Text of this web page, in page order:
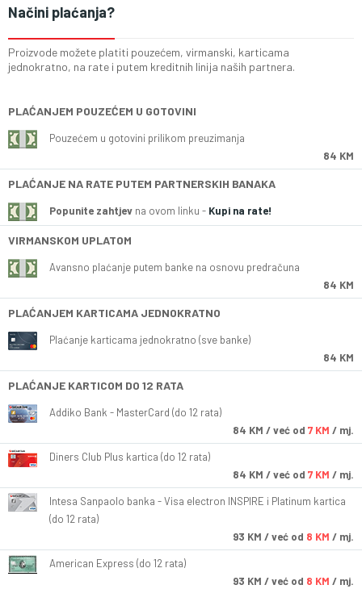
Načini plaćanja?
Proizvode možete platiti pouzećem, virmanski, karticama
jednokratno, na rate i putem kreditnih linija naših partnera.
PLAĆANJEM POUZEĆEM U GOTOVINI
Pouzećem u gotovini prilikom preuzimanja
84 KM
PLAĆANJE NA RATE PUTEM PARTNERSKIH BANAKA
Popunite zahtjev na ovom linku - Kupi na rate!
VIRMANSKOM UPLATOM
Avansno plaćanje putem banke na osnovu predračuna
84 KM
PLAĆANJEM KARTICAMA JEDNOKRATNO
Plaćanje karticama jednokratno (sve banke)
84 KM
PLAĆANJE KARTICOM DO 12 RATA
Addiko Bank - MasterCard (do 12 rata)
84 KM / već od 7 KM / mj.
Diners Club Plus kartica (do 12 rata)
84 KM / već od 7 KM / mj.
Intesa Sanpaolo banka - Visa electron INSPIRE i Platinum kartica
(do 12 rata)
93 KM / već od 8 KM / mj.
American Express (do 12 rata)
93 KM / već od 8 KM / mj.